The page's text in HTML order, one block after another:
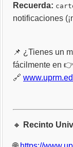
Recuerda:
notificaciones
📌 ¿Tienes un
fácilmente en 👉
🔗
🔸 Recinto